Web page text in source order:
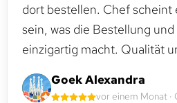
dort bestellen. Chef scheint
sein, was die Bestellung
einzigartig macht. Qualität
Goek Alexandra
vor einem Monat ·